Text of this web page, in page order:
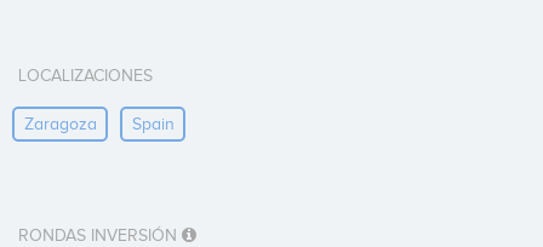
LOCALIZACIONES
Zaragoza Spain
RONDAS INVERSIÓN